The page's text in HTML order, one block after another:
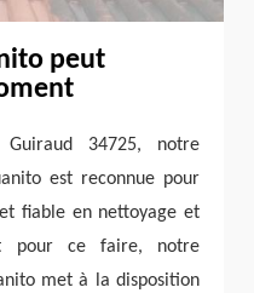
peut
34725, notre
est reconnue pour
fiable en nettoyage et
pour ce faire, notre
met à la disposition